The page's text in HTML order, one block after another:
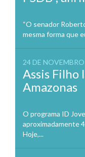
“O senador
mesma forma que
24 DE
Assis Filho
Amazonas
O programa ID
aproximadamente
Hoje,...